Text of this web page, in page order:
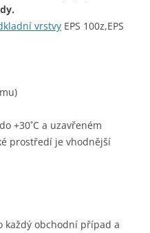
vrstvy EPS 100z,EPS
+30˚C a uzavřeném
prostředí je vhodnější
každý obchodní případ a